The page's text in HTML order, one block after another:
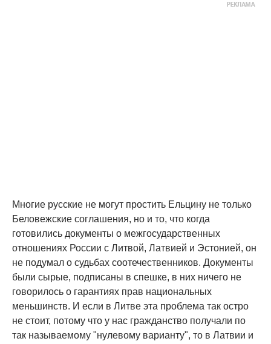
Многие русские не могут простить Ельцину не только
Беловежские соглашения, но и то, что когда
готовились документы о межгосударственных
отношениях России с Литвой, Латвией и Эстонией, он
не подумал о судьбах соотечественников. Документы
были сырые, подписаны в спешке, в них ничего не
говорилось о гарантиях прав национальных
меньшинств. И если в Литве эта проблема так остро
не стоит, потому что у нас гражданство получали по
так называемому "нулевому варианту", то в Латвии и